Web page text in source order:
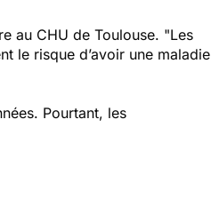
au CHU de Toulouse. "Les
le risque d’avoir une maladie
Pourtant, les